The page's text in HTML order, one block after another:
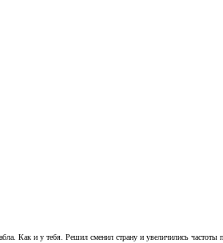
Как и у тебя. Решил сменил страну и увеличились